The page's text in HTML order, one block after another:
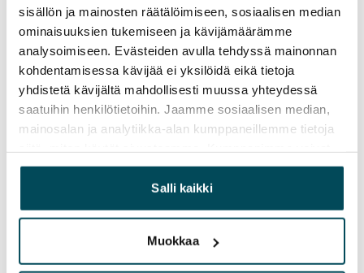
sisällön ja mainosten räätälöimiseen, sosiaalisen median
ominaisuuksien tukemiseen ja kävijämäärämme
analysoimiseen. Evästeiden avulla tehdyssä mainonnan
kohdentamisessa kävijää ei yksilöidä eikä tietoja
yhdistetä kävijältä mahdollisesti muussa yhteydessä
saatuihin henkilötietoihin. Jaamme sosiaalisen median,
mainosalan ja analytiikka-alan kumppaneillemme tietoja
yhdistää näitä tietoja muihin tietoihin, joita olet antanut
heille tai joita on kerätty, kun olet käyttänyt heidän
palvelujaan.
Salli kaikki
Muokkaa